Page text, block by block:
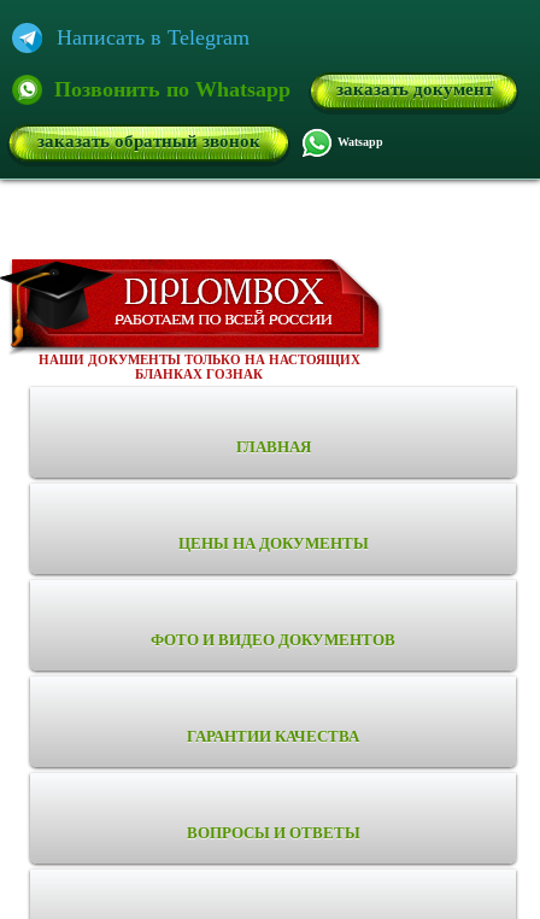
Написать в Telegram
Позвонить по Whatsapp заказать документ
заказать обратный звонок Watsapp
НАШИ ДОКУМЕНТЫ ТОЛЬКО НА НАСТОЯЩИХ
БЛАНКАХ ГОЗНАК
ГЛАВНАЯ
ЦЕНЫ НА ДОКУМЕНТЫ
ФОТО И ВИДЕО ДОКУМЕНТОВ
ГАРАНТИИ КАЧЕСТВА
ВОПРОСЫ И ОТВЕТЫ